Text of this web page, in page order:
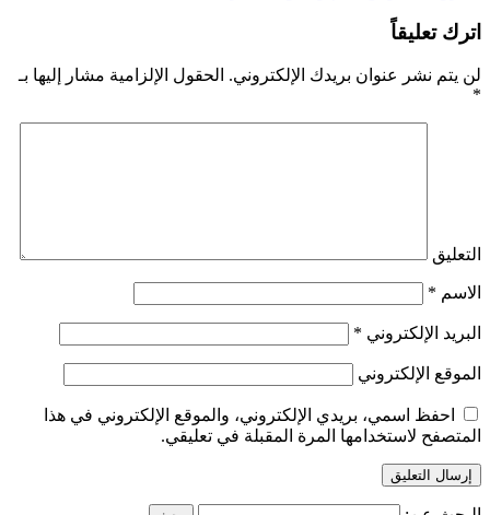
اترك تعليقاً
لن يتم نشر عنوان بريدك الإلكتروني. الحقول الإلزامية مشار إليها بـ
*
التعليق
الاسم *
البريد الإلكتروني *
الموقع الإلكتروني
احفظ اسمي، بريدي الإلكتروني، والموقع الإلكتروني في هذا
المتصفح لاستخدامها المرة المقبلة في تعليقي.